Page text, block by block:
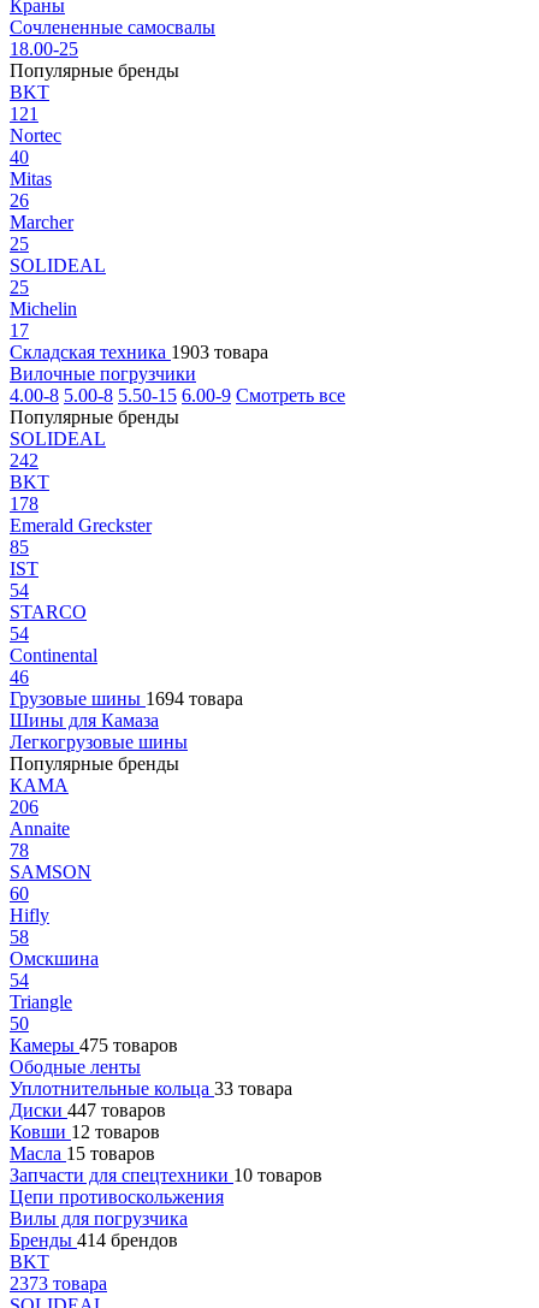
Краны
Сочлененные самосвалы
18.00-25
Популярные бренды
BKT
121
Nortec
40
Mitas
26
Marcher
25
SOLIDEAL
25
Michelin
17
Складская техника 1903 товара
Вилочные погрузчики
4.00-8 5.00-8 5.50-15 6.00-9 Смотреть все
Популярные бренды
SOLIDEAL
242
BKT
178
Emerald Greckster
85
IST
54
STARCO
54
Continental
46
Грузовые шины 1694 товара
Шины для Камаза
Легкогрузовые шины
Популярные бренды
КАМА
206
Annaite
78
SAMSON
60
Hifly
58
Омскшина
54
Triangle
50
Камеры 475 товаров
Ободные ленты
Уплотнительные кольца 33 товара
Диски 447 товаров
Ковши 12 товаров
Масла 15 товаров
Запчасти для спецтехники 10 товаров
Цепи противоскольжения
Вилы для погрузчика
Бренды 414 брендов
BKT
2373 товара